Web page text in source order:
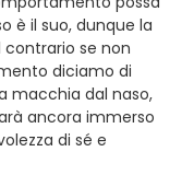
è il suo, dunque la
contrario se non
diciamo di
macchia dal naso,
ancora immerso
di sé e